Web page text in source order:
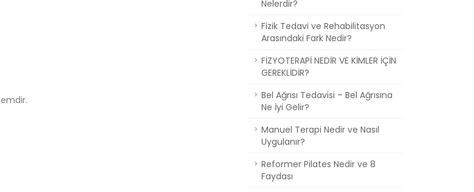
Nelerdir?
Fizik Tedavi ve Rehabilitasyon
Arasındaki Fark Nedir?
FİZYOTERAPİ NEDİR VE KİMLER İÇİN
GEREKLİDİR?
Bel Ağrısı Tedavisi – Bel Ağrısına
Ne İyi Gelir?
Manuel Terapi Nedir ve Nasıl
Uygulanır?
Reformer Pilates Nedir ve 8
Faydası